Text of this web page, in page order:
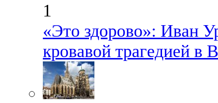
1
«Это здорово»: Иван
кровавой трагедией в